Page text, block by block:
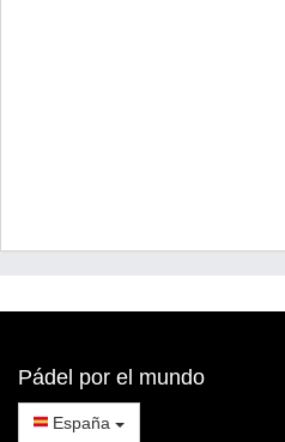
Pádel por el mundo
España